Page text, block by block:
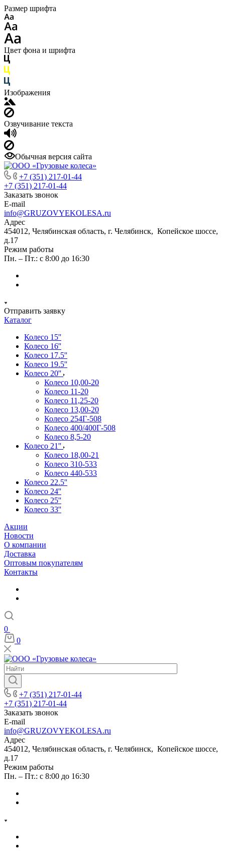
Размер шрифта
Цвет фона и шрифта
Изображения
Озвучивание текста
Обычная версия сайта
+7 (351) 217-01-44
+7 (351) 217-01-44
Заказать звонок
E-mail
info@GRUZOVYEKOLESA.ru
Адрес
454012, Челябинская область, г. Челябинск, Копейское шоссе,
д.17
Режим работы
Пн. – Пт.: с 8:00 до 16:30
Отправить заявку
Каталог
Колесо 15''
Колесо 16''
Колесо 17.5''
Колесо 19.5''
Колесо 20''
Колесо 10,00-20
Колесо 11-20
Колесо 11,25-20
Колесо 13,00-20
Колесо 254Г-508
Колесо 400/400Г-508
Колесо 8,5-20
Колесо 21''
Колесо 18,00-21
Колесо 310-533
Колесо 440-533
Колесо 22.5''
Колесо 24''
Колесо 25''
Колесо 33''
Акции
Новости
О компании
Доставка
Оптовым покупателям
Контакты
0
0
+7 (351) 217-01-44
+7 (351) 217-01-44
Заказать звонок
E-mail
info@GRUZOVYEKOLESA.ru
Адрес
454012, Челябинская область, г. Челябинск, Копейское шоссе,
д.17
Режим работы
Пн. – Пт.: с 8:00 до 16:30